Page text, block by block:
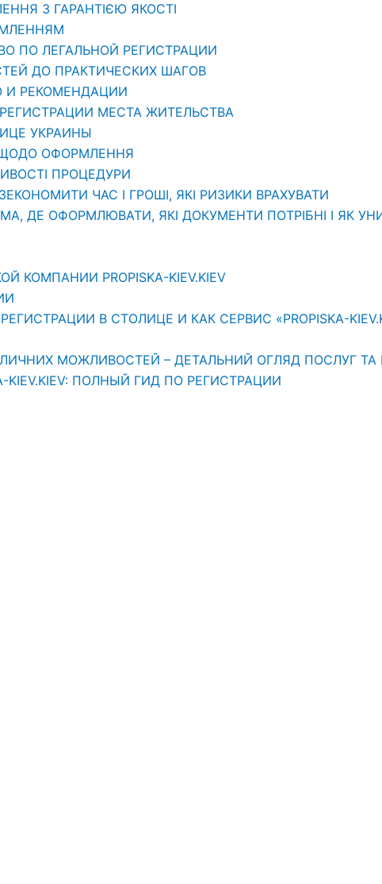
З ГАРАНТІЄЮ ЯКОСТІ
ПО ЛЕГАЛЬНОЙ РЕГИСТРАЦИИ
ДО ПРАКТИЧЕСКИХ ШАГОВ
И РЕКОМЕНДАЦИИ
МЕСТА ЖИТЕЛЬСТВА
УКРАИНЫ
ЩОДО ОФОРМЛЕННЯ
ПРОЦЕДУРИ
ЧАС І ГРОШІ, ЯКІ РИЗИКИ ВРАХУВАТИ
ДЕ ОФОРМЛЮВАТИ, ЯКІ ДОКУМЕНТИ ПОТРІБНІ І ЯК
PROPISKA-KIEV.KIEV
В СТОЛИЦЕ И КАК СЕРВИС «PROPISKA-
МОЖЛИВОСТЕЙ – ДЕТАЛЬНИЙ ОГЛЯД ПОСЛУГ ТА
ПОЛНЫЙ ГИД ПО РЕГИСТРАЦИИ